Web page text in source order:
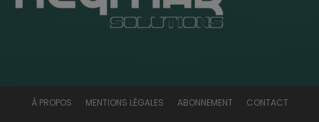
À PROPOS MENTIONS LÉGALES ABONNEMENT CONTACT